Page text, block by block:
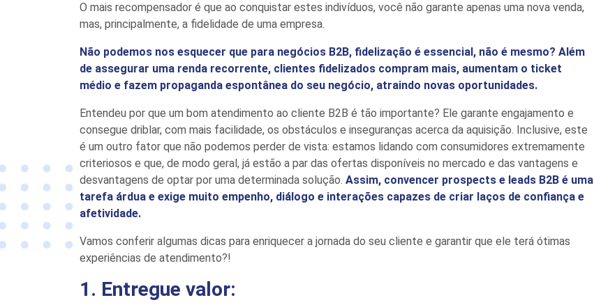
O mais recompensador é que ao conquistar estes indivíduos, você não garante apenas uma nova venda,
mas, principalmente, a fidelidade de uma empresa.
Não podemos nos esquecer que para negócios B2B, fidelização é essencial, não é mesmo? Além
de assegurar uma renda recorrente, clientes fidelizados compram mais, aumentam o ticket
médio e fazem propaganda espontânea do seu negócio, atraindo novas oportunidades.
Entendeu por que um bom atendimento ao cliente B2B é tão importante? Ele garante engajamento e
consegue driblar, com mais facilidade, os obstáculos e inseguranças acerca da aquisição. Inclusive, este
é um outro fator que não podemos perder de vista: estamos lidando com consumidores extremamente
criteriosos e que, de modo geral, já estão a par das ofertas disponíveis no mercado e das vantagens e
desvantagens de optar por uma determinada solução. Assim, convencer prospects e leads B2B é uma
tarefa árdua e exige muito empenho, diálogo e interações capazes de criar laços de confiança e
afetividade.
Vamos conferir algumas dicas para enriquecer a jornada do seu cliente e garantir que ele terá ótimas
experiências de atendimento?!
1. Entregue valor: